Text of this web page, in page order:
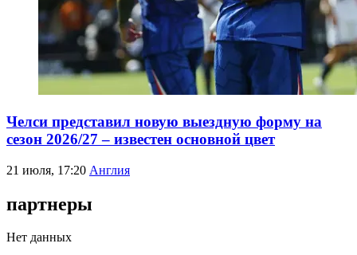
Челси представил новую выездную форму на
сезон 2026/27 – известен основной цвет
21 июля, 17:20 Англия
партнеры
Нет данных